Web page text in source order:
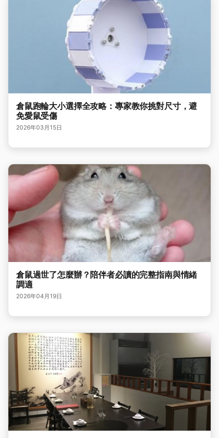
倉鼠跑輪大小選擇全攻略：專家教你挑對尺寸，避
免愛鼠受傷
2026年03月15日
倉鼠過世了怎麼辦？陪伴者必讀的完整指南與情緒
調適
2026年04月19日